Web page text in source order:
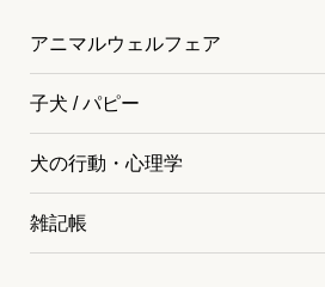
アニマルウェルフェア
子犬 / パピー
犬の行動・心理学
雑記帳